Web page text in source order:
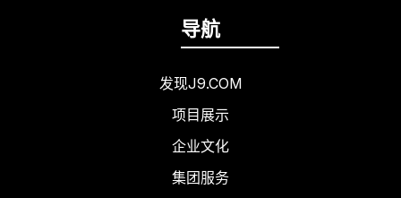
导航
发现J9.COM
项目展示
企业文化
集团服务